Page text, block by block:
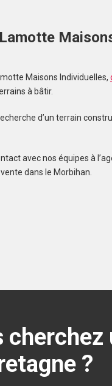
Maisons Individuelles,
à bâtir.
d’un terrain
avec nos équipes à
dans le Morbihan.
?